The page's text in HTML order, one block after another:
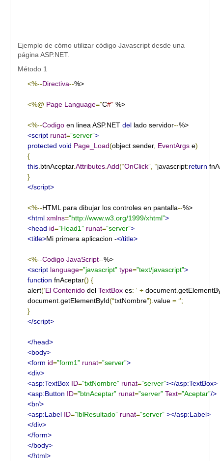
Ejemplo de cómo utilizar código Javascript desde una
página ASP.NET.
Método 1
<%--Directiva--%>
<%@ Page Language=”C#” %>
<%--Codigo en linea ASP.NET del lado servidor--
<script runat=”server”>
protected void Page_Load(object sender, EventArgs e)
{
this btnAceptar.Attributes Add(“OnClick”, “javascript:return
}
</script>
<%--HTML para dibujar los controles en pantalla--
<html xmlns=”http://www.w3.org/1999/xhtml”>
<head id=”Head1” runat=”server”>
<title>Mi primera aplicacion -</title>
<%--Codigo JavaScript--
<script language=”javascript” type=”text/javascript”>
function fnAceptar() {
alert(‘El Contenido del TextBox es: ‘ + document
document getElementById(“txtNombre”). value = ‘’;
}
</script>
</head>
<body>
<form id=”form1” runat=”server”>
<div>
<asp:TextBox ID=”txtNombre” runat=”server”></asp:TextBox>
<asp:Button ID=”btnAceptar” runat=”server” Text=”Aceptar”/>
<br/>
<asp:Label ID=”lblResultado” runat=”server” ></asp:Label>
</div>
</form>
</body>
</html>